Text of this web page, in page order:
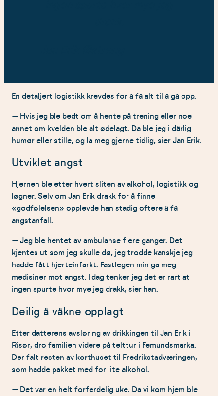
En detaljert logistikk krevdes for å få alt til å gå opp.
– Hvis jeg ble bedt om å hente på trening eller noe
annet om kvelden ble alt ødelagt. Da ble jeg i dårlig
humør eller stille, og la meg gjerne tidlig, sier Jan Erik.
Utviklet angst
Hjernen ble etter hvert sliten av alkohol, logistikk og
løgner. Selv om Jan Erik drakk for å finne
«godfølelsen» opplevde han stadig oftere å få
angstanfall.
– Jeg ble hentet av ambulanse flere ganger. Det
kjentes ut som jeg skulle dø, jeg trodde kanskje jeg
hadde fått hjerteinfarkt. Fastlegen min ga meg
medisiner mot angst. I dag tenker jeg det er rart at
ingen spurte hvor mye jeg drakk, sier han.
Deilig å våkne opplagt
Etter datterens avsløring av drikkingen til Jan Erik i
Risør, dro familien videre på telttur i Femundsmarka.
Der falt resten av korthuset til Fredrikstadværingen,
som hadde pakket med for lite alkohol.
– Det var en helt forferdelig uke. Da vi kom hjem ble